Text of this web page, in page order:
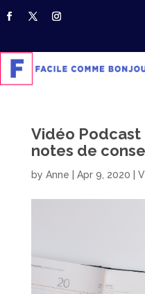
Vidéo Podcast
notes de
by Anne Apr 9, 2020